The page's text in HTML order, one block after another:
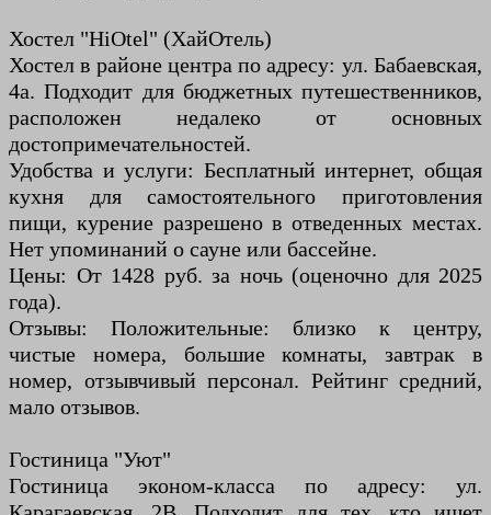
Хостел "HiOtel" (ХайОтель)
Хостел в районе центра по адресу: ул. Бабаевская,
4а. Подходит для бюджетных путешественников,
расположен недалеко от основных
достопримечательностей.
Удобства и услуги: Бесплатный интернет, общая
кухня для самостоятельного приготовления
пищи, курение разрешено в отведенных местах.
Нет упоминаний о сауне или бассейне.
Цены: От 1428 руб. за ночь (оценочно для 2025
года).
Отзывы: Положительные: близко к центру,
чистые номера, большие комнаты, завтрак в
номер, отзывчивый персонал. Рейтинг средний,
мало отзывов.
Гостиница "Уют"
Гостиница эконом-класса по адресу: ул.